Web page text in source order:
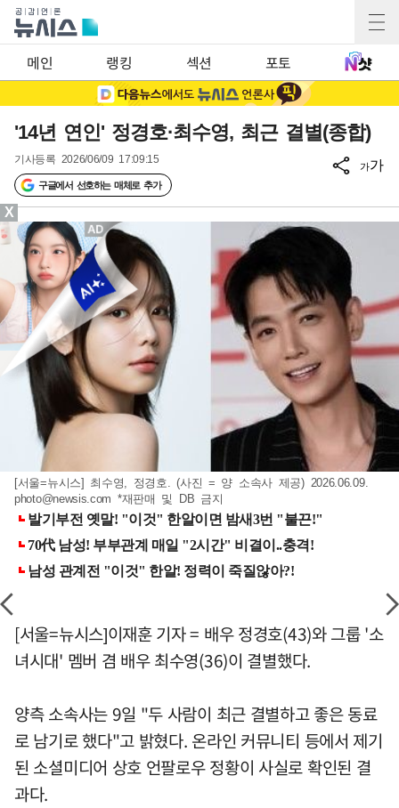
메인 랭킹 섹션 포토
'14년 연인' 정경호·최수영, 최근 결별(종합)
기사등록 2026/06/09 17:09:15
구글에서 선호하는 매체로 추가
가가
[서울=뉴시스] 최수영, 정경호. (사진 = 양 소속사 제공) 2026.06.09.
photo@newsis.com *재판매 및 DB 금지
[서울=뉴시스]이재훈 기자 = 배우 정경호(43)와 그룹 '소
녀시대' 멤버 겸 배우 최수영(36)이 결별했다.
양측 소속사는 9일 "두 사람이 최근 결별하고 좋은 동료
로 남기로 했다"고 밝혔다. 온라인 커뮤니티 등에서 제기
된 소셜미디어 상호 언팔로우 정황이 사실로 확인된 결
과다.
X